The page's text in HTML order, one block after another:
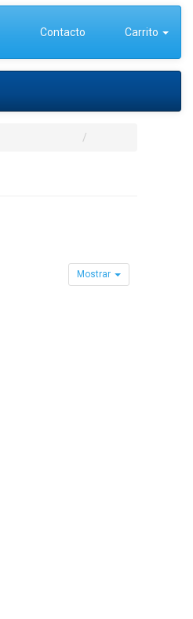
Contacto Carrito
Mostrar